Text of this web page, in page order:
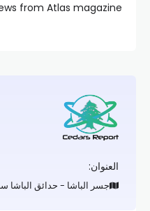
from Atlas magazine
العنوان:
جسر الباشا - حدائق الباشا